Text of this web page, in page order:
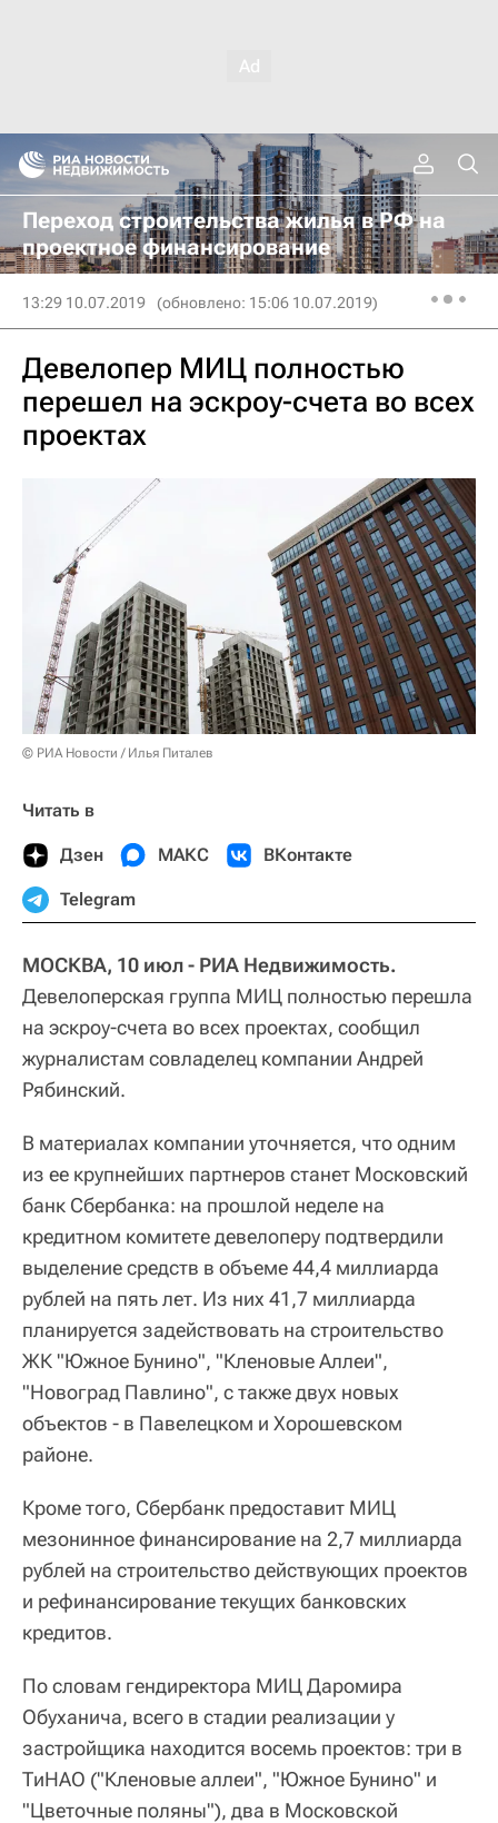
Переход строительства жилья в РФ на
проектное финансирование
13:29 10.07.2019 (обновлено: 15:06 10.07.2019)
Девелопер МИЦ полностью
перешел на эскроу-счета во всех
проектах
© РИА Новости / Илья Питалев
Читать в
Дзен МАКС ВКонтакте
Telegram
МОСКВА, 10 июл - РИА Недвижимость.
Девелоперская группа МИЦ полностью перешла
на эскроу-счета во всех проектах, сообщил
журналистам совладелец компании Андрей
Рябинский.
В материалах компании уточняется, что одним
из ее крупнейших партнеров станет Московский
банк Сбербанка: на прошлой неделе на
кредитном комитете девелоперу подтвердили
выделение средств в объеме 44,4 миллиарда
рублей на пять лет. Из них 41,7 миллиарда
планируется задействовать на строительство
ЖК "Южное Бунино", "Кленовые Аллеи",
"Новоград Павлино", с также двух новых
объектов - в Павелецком и Хорошевском
районе.
Кроме того, Сбербанк предоставит МИЦ
мезонинное финансирование на 2,7 миллиарда
рублей на строительство действующих проектов
и рефинансирование текущих банковских
кредитов.
По словам гендиректора МИЦ Даромира
Обуханича, всего в стадии реализации у
застройщика находится восемь проектов: три в
ТиНАО ("Кленовые аллеи", "Южное Бунино" и
"Цветочные поляны"), два в Московской